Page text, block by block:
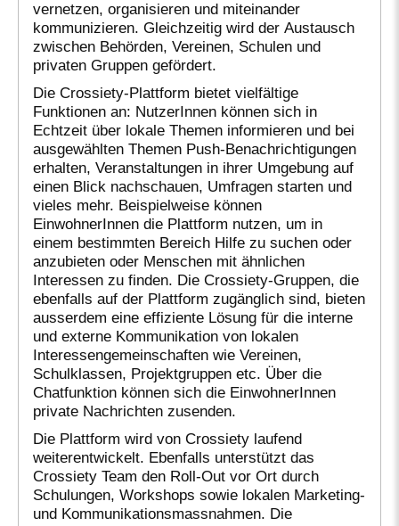
vernetzen, organisieren und miteinander
kommunizieren. Gleichzeitig wird der Austausch
zwischen Behörden, Vereinen, Schulen und
privaten Gruppen gefördert.
Die Crossiety-Plattform bietet vielfältige
Funktionen an: NutzerInnen können sich in
Echtzeit über lokale Themen informieren und bei
ausgewählten Themen Push-Benachrichtigungen
erhalten, Veranstaltungen in ihrer Umgebung auf
einen Blick nachschauen, Umfragen starten und
vieles mehr. Beispielweise können
EinwohnerInnen die Plattform nutzen, um in
einem bestimmten Bereich Hilfe zu suchen oder
anzubieten oder Menschen mit ähnlichen
Interessen zu finden. Die Crossiety-Gruppen, die
ebenfalls auf der Plattform zugänglich sind, bieten
ausserdem eine effiziente Lösung für die interne
und externe Kommunikation von lokalen
Interessengemeinschaften wie Vereinen,
Schulklassen, Projektgruppen etc. Über die
Chatfunktion können sich die EinwohnerInnen
private Nachrichten zusenden.
Die Plattform wird von Crossiety laufend
weiterentwickelt. Ebenfalls unterstützt das
Crossiety Team den Roll-Out vor Ort durch
Schulungen, Workshops sowie lokalen Marketing-
und Kommunikationsmassnahmen. Die